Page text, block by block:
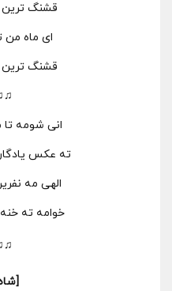
قشنگ
ای ماه من
قشنگ
انی شومه
ته عکس
الهی مه
خوامه ته